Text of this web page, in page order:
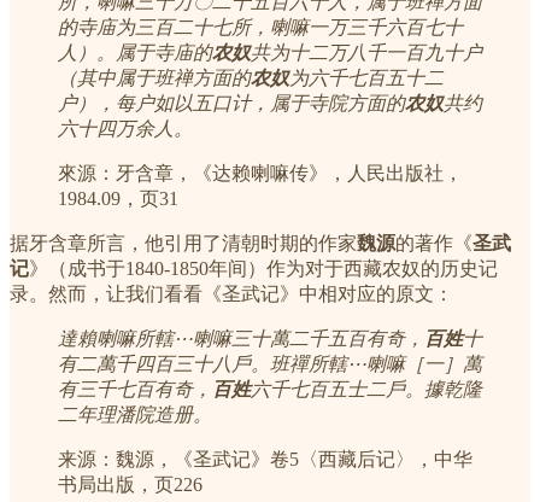
的寺庙为三百二十七所，喇嘛一万三千六百七十
人）。属于寺庙的农奴共为十二万八千一百九十户
（其中属于班禅方面的农奴为六千七百五十二
户），每户如以五口计，属于寺院方面的农奴共约
六十四万余人。
來源：牙含章，《达赖喇嘛传》，人民出版社，
1984.09，页31
据牙含章所言，他引用了清朝时期的作家魏源的著作《圣武
记》（成书于1840-1850年间）作为对于西藏农奴的历史记
录。然而，让我们看看《圣武记》中相对应的原文：
達賴喇嘛所轄⋯喇嘛三十萬二千五百有奇， 百姓十
有二萬千四百三十八戶。班禪所轄⋯喇嘛［一］萬
有三千七百有奇， 百姓六千七百五士二戶。據乾隆
二年理潘院造册。
来源：魏源，《圣武记》卷5〈西藏后记〉，中华
书局出版，页226